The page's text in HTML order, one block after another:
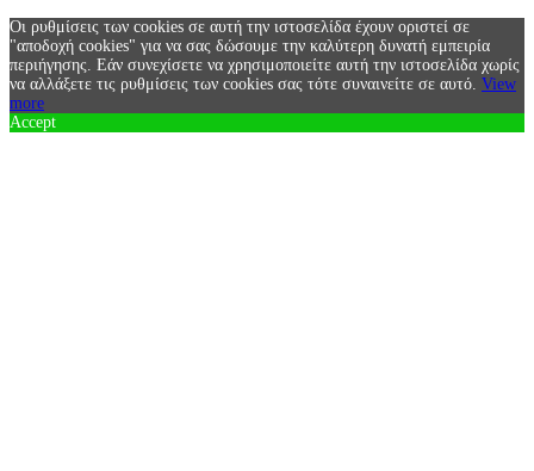
Οι ρυθμίσεις των cookies σε αυτή την ιστοσελίδα έχουν οριστεί σε
"αποδοχή cookies" για να σας δώσουμε την καλύτερη δυνατή εμπειρία
περιήγησης. Εάν συνεχίσετε να χρησιμοποιείτε αυτή την ιστοσελίδα χωρίς
να αλλάξετε τις ρυθμίσεις των cookies σας τότε συναινείτε σε αυτό. View
more
Accept